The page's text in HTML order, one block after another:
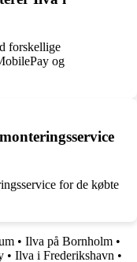
forskellige
og
for de købte
• Ilva på Bornholm •
• Ilva i Frederikshavn •